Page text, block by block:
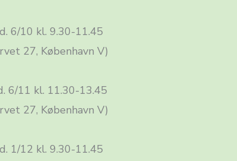
6/10 kl. 9.30-11.45
27, København V)
6/11 kl. 11.30-13.45
27, København V)
1/12 kl. 9.30-11.45